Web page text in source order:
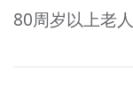
80周岁以上老